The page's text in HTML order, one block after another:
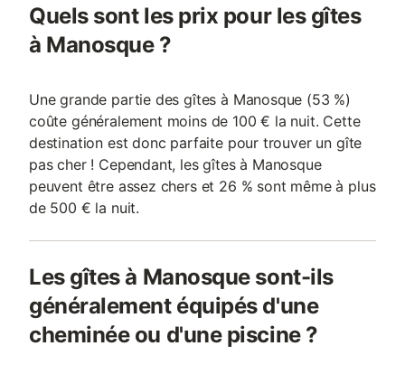
Quels sont les prix pour les gîtes
à Manosque ?
Une grande partie des gîtes à Manosque (53 %)
coûte généralement moins de 100 € la nuit. Cette
destination est donc parfaite pour trouver un gîte
pas cher ! Cependant, les gîtes à Manosque
peuvent être assez chers et 26 % sont même à plus
de 500 € la nuit.
Les gîtes à Manosque sont-ils
généralement équipés d'une
cheminée ou d'une piscine ?